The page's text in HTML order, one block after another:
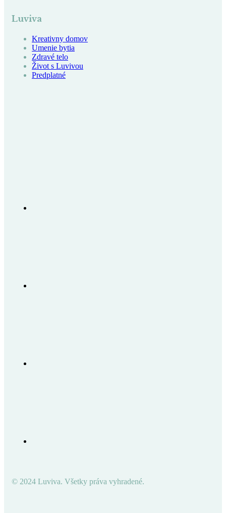
Luviva
Kreativny domov
Umenie bytia
Zdravé telo
Život s Luvivou
Predplatné
© 2024 Luviva. Všetky práva vyhradené.